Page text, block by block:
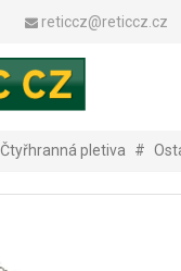
reticcz@reticcz.cz
Čtyřhranná pletiva #